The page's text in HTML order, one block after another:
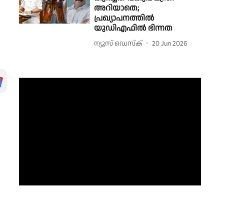
അറിയാതെ;
പ്രഖ്യാപനത്തിൽ
യുഡിഎഫിൽ ഭിന്നത
ന്യൂസ് ഡെസ്ക് 20 Jun 2026